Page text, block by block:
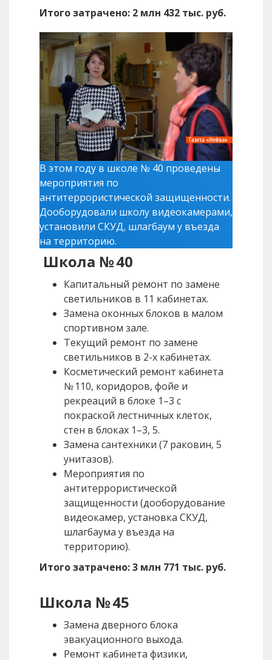
Итого затрачено: 2 млн 432 тыс. руб.
В этом году в школе № 40 проведены
мероприятия по
антитеррористической защищенности.
Дооборудовали школу видеокамерами,
установили СКУД, шлагбаум у въезда
на территорию.
Школа № 40
Капитальный ремонт по замене
светильников в 11 кабинетах.
Замена оконных блоков в малом
спортивном зале.
Текущий ремонт по замене
светильников в 2-х кабинетах.
Косметический ремонт кабинета
№ 110, коридоров, фойе и
рекреаций в блоке 1–3 с
покраской лестничных клеток,
стен в блоках 1–3, 5.
Замена сантехники (7 раковин, 5
унитазов).
Мероприятия по
антитеррористической
защищенности (дооборудование
видеокамер, установка СКУД,
шлагбаума у въезда на
территорию).
Итого затрачено: 3 млн 771 тыс. руб.
Школа № 45
Замена дверного блока
эвакуационного выхода.
Ремонт кабинета физики,